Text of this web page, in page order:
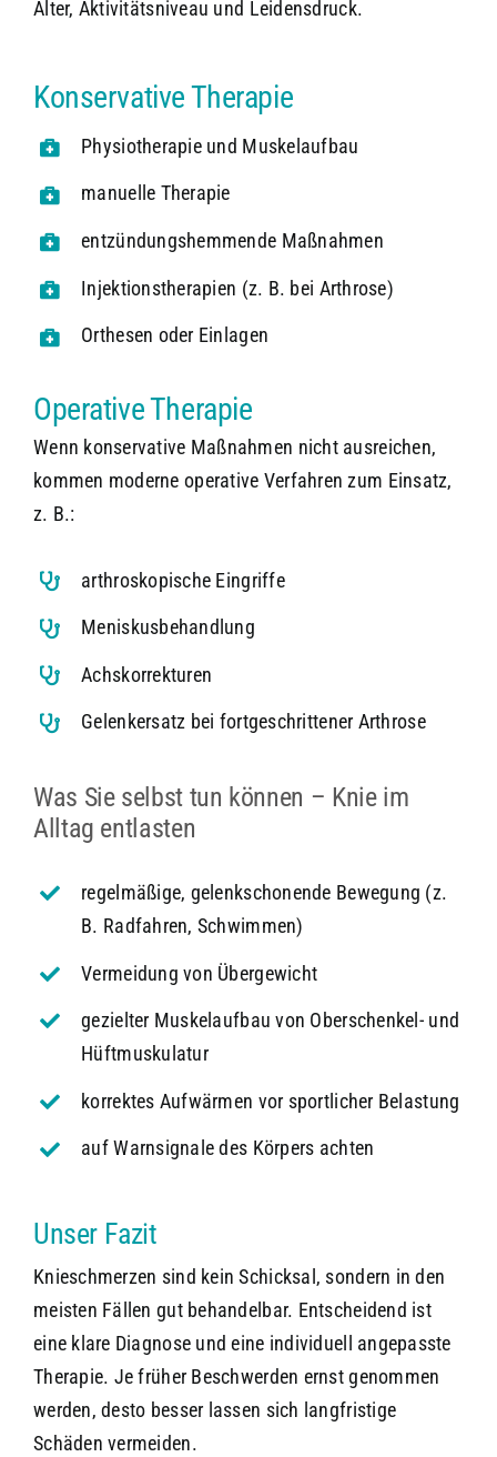
Alter, Aktivitätsniveau und Leidensdruck.
Konservative Therapie
Physiotherapie und Muskelaufbau
manuelle Therapie
entzündungshemmende Maßnahmen
Injektionstherapien (z. B. bei Arthrose)
Orthesen oder Einlagen
Operative Therapie
Wenn konservative Maßnahmen nicht ausreichen,
kommen moderne operative Verfahren zum Einsatz,
z. B.:
arthroskopische Eingriffe
Meniskusbehandlung
Achskorrekturen
Gelenkersatz bei fortgeschrittener Arthrose
Was Sie selbst tun können – Knie im
Alltag entlasten
regelmäßige, gelenkschonende Bewegung (z.
B. Radfahren, Schwimmen)
Vermeidung von Übergewicht
gezielter Muskelaufbau von Oberschenkel- und
Hüftmuskulatur
korrektes Aufwärmen vor sportlicher Belastung
auf Warnsignale des Körpers achten
Unser Fazit
Knieschmerzen sind kein Schicksal, sondern in den
meisten Fällen gut behandelbar. Entscheidend ist
eine klare Diagnose und eine individuell angepasste
Therapie. Je früher Beschwerden ernst genommen
werden, desto besser lassen sich langfristige
Schäden vermeiden.